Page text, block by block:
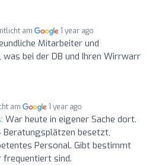
am 1 year ago
Mitarbeiter und
bei der DB und Ihren Wirrwarr
am 1 year ago
War heute in eigener Sache dort.
Beratungsplätzen besetzt,
Personal. Gibt bestimmt
frequentiert sind.